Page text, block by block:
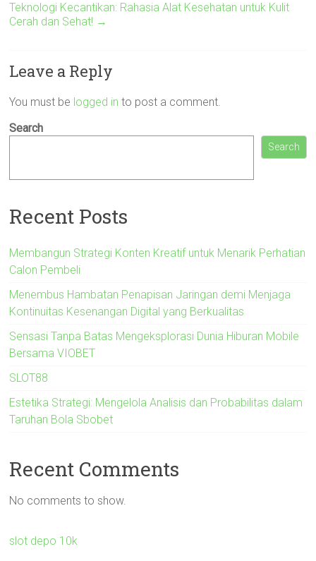
Teknologi Kecantikan: Rahasia Alat Kesehatan untuk Kulit
Cerah dan Sehat! →
Leave a Reply
You must be logged in to post a comment.
Search
Search
Recent Posts
Membangun Strategi Konten Kreatif untuk Menarik Perhatian
Calon Pembeli
Menembus Hambatan Penapisan Jaringan demi Menjaga
Kontinuitas Kesenangan Digital yang Berkualitas
Sensasi Tanpa Batas Mengeksplorasi Dunia Hiburan Mobile
Bersama VIOBET
SLOT88
Estetika Strategi: Mengelola Analisis dan Probabilitas dalam
Taruhan Bola Sbobet
Recent Comments
No comments to show.
slot depo 10k